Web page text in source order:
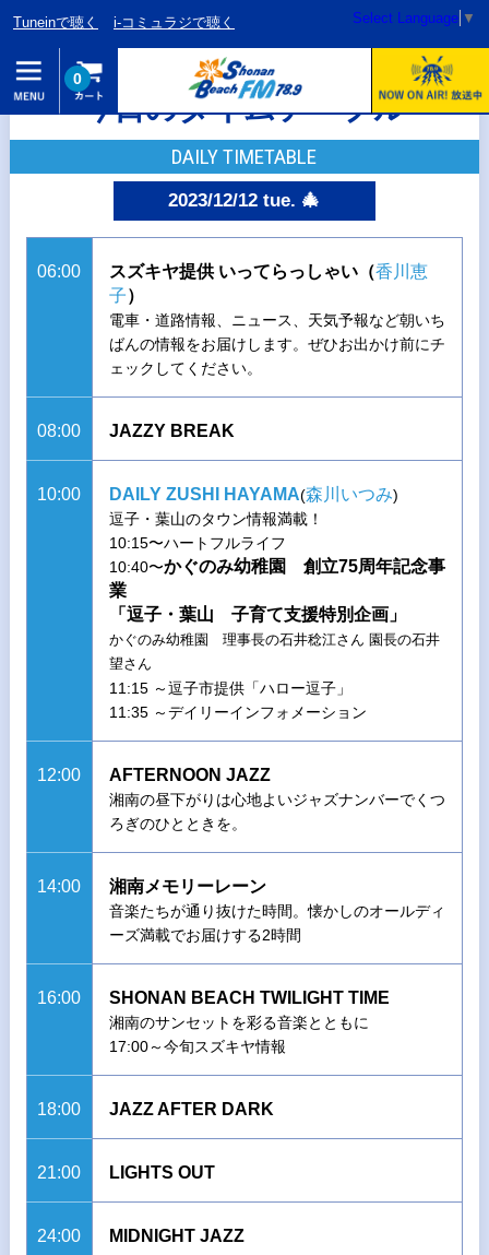
Tuneinで聴く i-コミュラジで聴く Select Language ▼
0
今日のタイムテーブル
DAILY TIMETABLE
2023/12/12 tue. 🎄
06:00 スズキヤ提供 いってらっしゃい（香川恵
子）
電車・道路情報、ニュース、天気予報など朝いち
ばんの情報をお届けします。ぜひお出かけ前にチ
ェックしてください。
08:00 JAZZY BREAK
10:00 DAILY ZUSHI HAYAMA(森川いつみ)
逗子・葉山のタウン情報満載！
10:15〜ハートフルライフ
10:40〜かぐのみ幼稚園 創立75周年記念事
業
「逗子・葉山 子育て支援特別企画」
かぐのみ幼稚園 理事長の石井稔江さん 園長の石井
望さん
11:15 ～逗子市提供「ハロー逗子」
11:35 ～デイリーインフォメーション
12:00 AFTERNOON JAZZ
湘南の昼下がりは心地よいジャズナンバーでくつ
ろぎのひとときを。
14:00 湘南メモリーレーン
音楽たちが通り抜けた時間。懐かしのオールディ
ーズ満載でお届けする2時間
16:00 SHONAN BEACH TWILIGHT TIME
湘南のサンセットを彩る音楽とともに
17:00～今旬スズキヤ情報
18:00 JAZZ AFTER DARK
21:00 LIGHTS OUT
24:00 MIDNIGHT JAZZ